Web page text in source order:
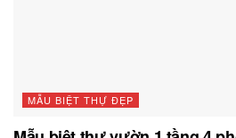
MẪU BIỆT THỰ ĐẸP